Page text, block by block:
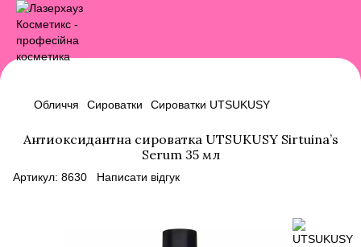
Обличчя Сироватки Сироватки UTSUKUSY
Антиоксидантна сироватка UTSUKUSY Sirtuina’s
Serum 35 мл
Артикул: 8630 Написати відгук